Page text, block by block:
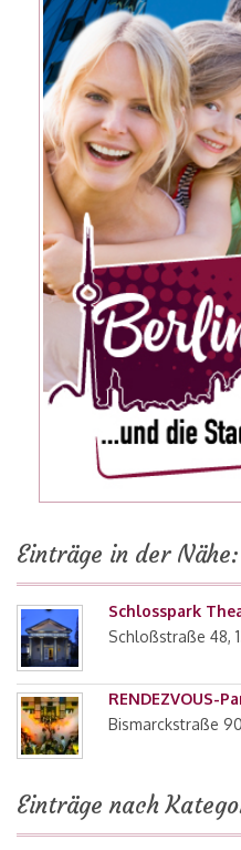
Einträge in der Nähe:
Schlosspark
Schloßstraße 48,
RENDEZVOUS-
Bismarckstraße
Einträge nach